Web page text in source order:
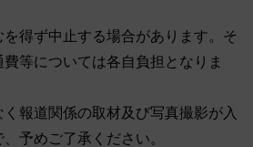
得ず中止する場合があります。そ
等については各自負担となりま
報道関係の取材及び写真撮影が入
予めご了承ください。